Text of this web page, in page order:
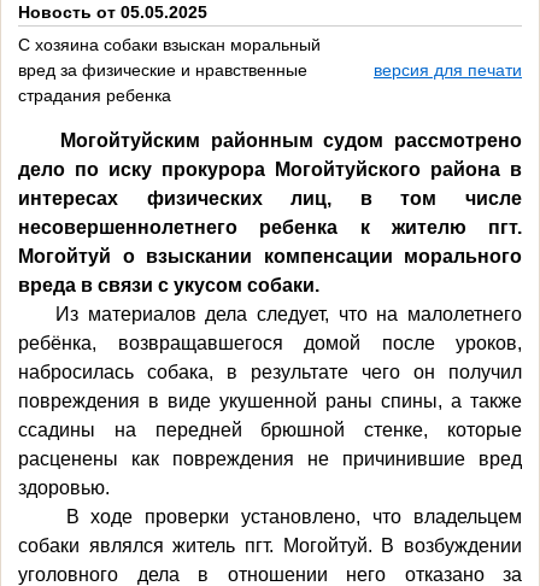
Новость от 05.05.2025
С хозяина собаки взыскан моральный
вред за физические и нравственные
страдания ребенка
версия для печати
Могойтуйским районным судом рассмотрено
дело по иску прокурора Могойтуйского района в
интересах физических лиц, в том числе
несовершеннолетнего ребенка к жителю пгт.
Могойтуй о взыскании компенсации морального
вреда в связи с укусом собаки.
Из материалов дела следует, что на малолетнего
ребёнка, возвращавшегося домой после уроков,
набросилась собака, в результате чего он получил
повреждения в виде укушенной раны спины, а также
ссадины на передней брюшной стенке, которые
расценены как повреждения не причинившие вред
здоровью.
В ходе проверки установлено, что владельцем
собаки являлся житель пгт. Могойтуй. В возбуждении
уголовного дела в отношении него отказано за